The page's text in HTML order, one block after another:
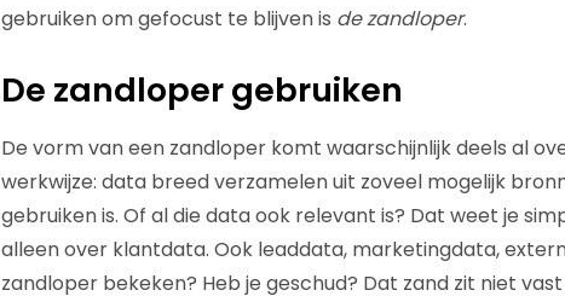
gebruiken om gefocust te blijven is de zandloper.
De zandloper gebruiken
De vorm van een zandloper komt waarschijnlijk deels al
werkwijze: data breed verzamelen uit zoveel mogelijk
gebruiken is. Of al die data ook relevant is? Dat weet je
alleen over klantdata. Ook leaddata, marketingdata,
zandloper bekeken? Heb je geschud? Dat zand zit niet